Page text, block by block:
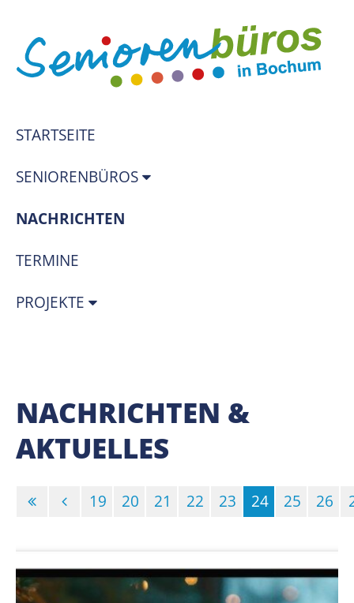
STARTSEITE
SENIORENBÜROS
NACHRICHTEN
TERMINE
PROJEKTE
NACHRICHTEN &
AKTUELLES
19 20 21 22 23
24
(Standort)
25 26